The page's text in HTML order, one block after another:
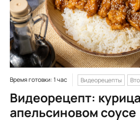
Время готовки: 1 час Видеорецепты
Видеорецепт:
апельсиновом соусе